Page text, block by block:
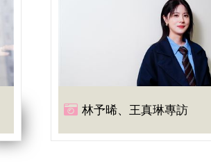
林予晞、王真琳專訪